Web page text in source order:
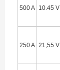
500 A 10.45 V
250 A 21,55 V